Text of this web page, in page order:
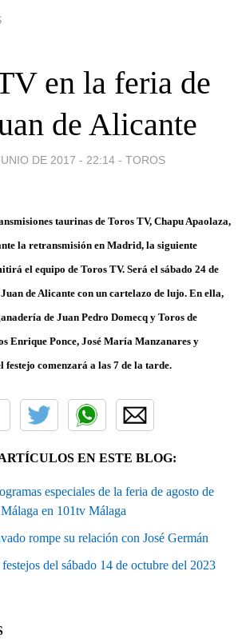
en la feria de
de Alicante
DE 2017 - 22:14 - TOROS
taurinas de Toros TV, Chapu Apaolaza,
la retransmisión en Madrid, la siguiente
el equipo de Toros TV. Será el sábado 24 de
de Alicante con un cartelazo de lujo. En ella,
de Juan Pedro Domecq y Toros de
Enrique Ponce, José María Manzanares y
festejo comenzará a las 7 de la tarde.
EN ESTE BLOG:
especiales de la feria de agosto de
Málaga en 101tv Málaga
rompe su relación con José Germán
del sábado 14 de octubre del 2023